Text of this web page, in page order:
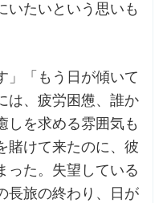
いたいという思いも
」「もう日が傾いて
は、疲労困憊、誰か
しを求める雰囲気も
賭けて来たのに、彼
った。失望している
長旅の終わり、日が